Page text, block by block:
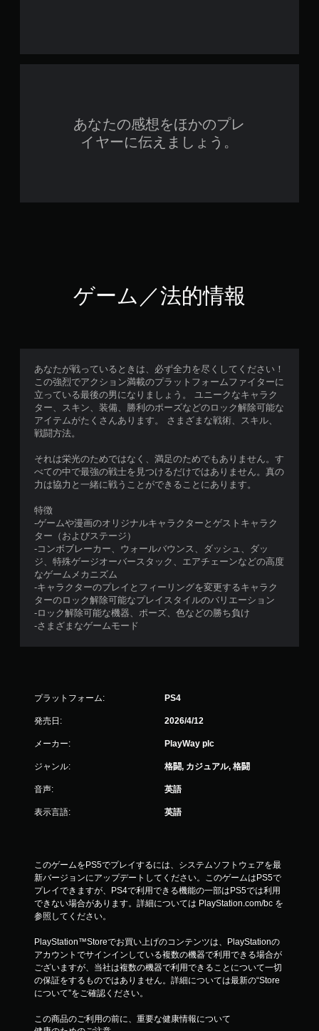
あなたの感想をほかのプレ
イヤーに伝えましょう。
ゲーム／法的情報
あなたが戦っているときは、必ず全力を尽くしてください！
この強烈でアクション満載のプラットフォームファイターに
立っている最後の男になりましょう。 ユニークなキャラク
ター、スキン、装備、勝利のポーズなどのロック解除可能な
アイテムがたくさんあります。 さまざまな戦術、スキル、
戦闘方法。
それは栄光のためではなく、満足のためでもありません。す
べての中で最強の戦士を見つけるだけではありません。真の
力は協力と一緒に戦うことができることにあります。
特徴
-ゲームや漫画のオリジナルキャラクターとゲストキャラク
ター（およびステージ）
-コンボブレーカー、ウォールバウンス、ダッシュ、ダッ
ジ、特殊ゲージオーバースタック、エアチェーンなどの高度
なゲームメカニズム
-キャラクターのプレイとフィーリングを変更するキャラク
ターのロック解除可能なプレイスタイルのバリエーション
-ロック解除可能な機器、ポーズ、色などの勝ち負け
-さまざまなゲームモード
プラットフォーム: PS4
発売日: 2026/4/12
メーカー: PlayWay plc
ジャンル: 格闘, カジュアル, 格闘
音声: 英語
表示言語: 英語
このゲームをPS5でプレイするには、システムソフトウェアを最
新バージョンにアップデートしてください。このゲームはPS5で
プレイできますが、PS4で利用できる機能の一部はPS5では利用
できない場合があります。詳細については PlayStation.com/bc を
参照してください。
PlayStation™Storeでお買い上げのコンテンツは、PlayStationの
アカウントでサインインしている複数の機器で利用できる場合が
ございますが、当社は複数の機器で利用できることについて一切
の保証をするものではありません。詳細については最新の“Store
について”をご確認ください。
この商品のご利用の前に、重要な健康情報について